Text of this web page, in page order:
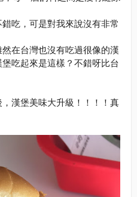
吃，可是對我來說沒有非常
在台灣也沒有吃過很像的漢
吃起來是這樣？不錯呀比台
漢堡美味大升級！！！！真